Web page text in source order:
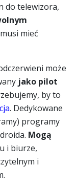
do telewizora,
mieć
może
jako pilot
by to
. Dedykowane
programy
Mogą
i biurze,
i